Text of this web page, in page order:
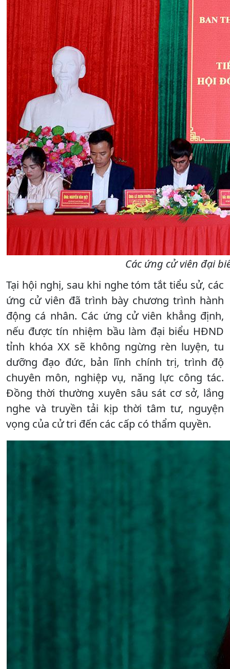
Các ứng cử viên đại
Tại hội nghị, sau khi nghe tóm tắt tiểu sử, các
ứng cử viên đã trình bày chương trình hành
động cá nhân. Các ứng cử viên khẳng định,
nếu được tín nhiệm bầu làm đại biểu HĐND
tỉnh khóa XX sẽ không ngừng rèn luyện, tu
dưỡng đạo đức, bản lĩnh chính trị, trình độ
chuyên môn, nghiệp vụ, năng lực công tác.
Đồng thời thường xuyên sâu sát cơ sở, lắng
nghe và truyền tải kịp thời tâm tư, nguyện
vọng của cử tri đến các cấp có thẩm quyền.